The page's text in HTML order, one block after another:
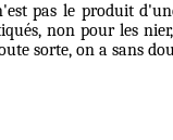
pas le produit
non pour les
sorte, on a sans